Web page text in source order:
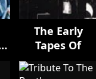
The Early
Tapes Of